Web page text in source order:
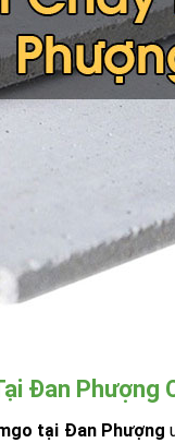
Đan Phượng
tại Đan Phượng